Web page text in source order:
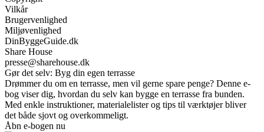
Vilkår
Brugervenlighed
Miljøvenlighed
DinByggeGuide.dk
Share House
presse@sharehouse.dk
Gør det selv: Byg din egen terrasse
Drømmer du om en terrasse, men vil gerne spare penge? Denne e-
bog viser dig, hvordan du selv kan bygge en terrasse fra bunden.
Med enkle instruktioner, materialelister og tips til værktøjer bliver
det både sjovt og overkommeligt.
Åbn e-bogen nu